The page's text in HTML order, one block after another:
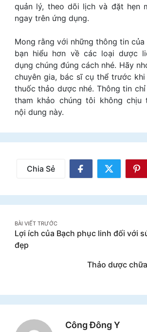
quản lý, theo dõi lịch và đặt hẹn
ngay trên ứng dụng.
Mong rằng với những thông tin
bạn hiểu hơn về các loại dược
dụng chúng đúng cách nhé. Hãy
chuyên gia, bác sĩ cụ thể trước
thuốc thảo dược nhé. Thông tin
tham khảo chúng tôi không chịu
nội dung này.
Chia Sẻ
Share
Facebook
Share
Twitter
Post
navigation
BÀI VIẾT TRƯỚC
Lợi ích của Bạch phục linh đối với
đẹp
Thảo dược
Công Đông Y